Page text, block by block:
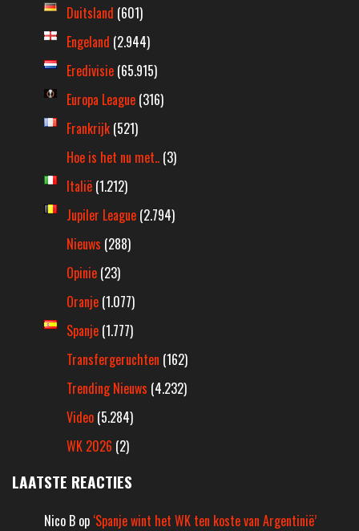
Duitsland (601)
Engeland (2.944)
Eredivisie (65.915)
Europa League (316)
Frankrijk (521)
Hoe is het nu met.. (3)
Italië (1.212)
Jupiler League (2.794)
Nieuws (288)
Opinie (23)
Oranje (1.077)
Spanje (1.777)
Transfergeruchten (162)
Trending Nieuws (4.232)
Video (5.284)
WK 2026 (2)
LAATSTE REACTIES
Nico B op ‘Spanje wint het WK ten koste van Argentinië’